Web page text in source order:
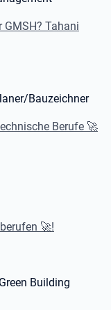
Tahani
Bauzeichner
Berufe 🚀
🚀!
Building